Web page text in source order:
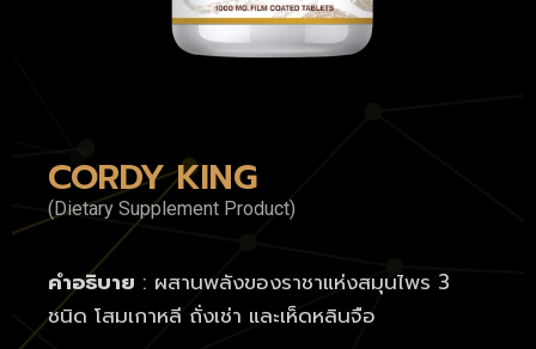
CORDY KING
(Dietary Supplement Product)
คำอธิบาย : ผสานพลังของราชาแห่งสมุนไพร 3
ชนิด โสมเกาหลี ถั่งเช่า และเห็ดหลินจือ